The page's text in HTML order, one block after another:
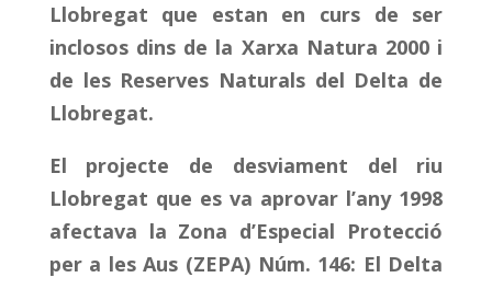
Llobregat que estan en curs de ser
inclosos dins de la Xarxa Natura 2000 i
de les Reserves Naturals del Delta de
Llobregat.
El projecte de desviament del riu
Llobregat que es va aprovar l’any 1998
afectava la Zona d’Especial Protecció
per a les Aus (ZEPA) Núm. 146: El Delta